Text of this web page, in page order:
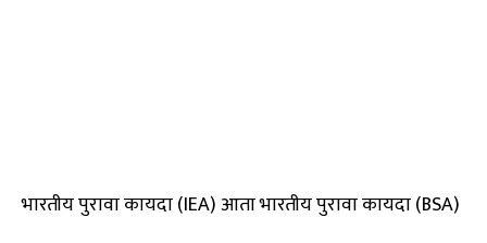
भारतीय पुरावा कायदा (IEA) आता भारतीय पुरावा कायदा (BSA)